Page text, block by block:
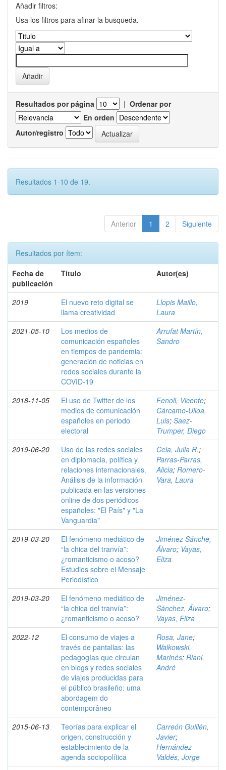
Añadir filtros:
Usa los filtros para afinar la busqueda.
Resultados por página | Ordenar por
En orden
Autor/registro
Resultados 1-10 de 19.
Anterior 1 2 Siguiente
Resultados por ítem:
Fecha de
publicación
Título Autor(es)
2019
El nuevo reto digital se
llama creatividad
Llopis Maillo,
Laura
2021-05-10
Los medios de
comunicación españoles
en tiempos de pandemia:
generación de noticias en
redes sociales durante la
COVID-19
Arrufat Martín,
Sandro
2018-11-05
El uso de Twitter de los
medios de comunicación
españoles en periodo
electoral
Fenoll, Vicente;
Cárcamo-Ulloa,
Luis; Saez-
Trumper, Diego
2019-06-20
Uso de las redes sociales
en diplomacia, política y
relaciones internacionales.
Análisis de la información
publicada en las versiones
online de dos periódicos
españoles: "El País" y "La
Vanguardia"
Cela, Julia R.;
Parras-Parras,
Alicia; Romero-
Vara, Laura
2019-03-20
El fenómeno mediático de
“la chica del tranvía”:
¿romanticismo o acoso?
Estudios sobre el Mensaje
Periodístico
Jiménez Sánche,
Álvaro; Vayas,
Eliza
2019-03-20
El fenómeno mediático de
“la chica del tranvía”:
¿romanticismo o acoso?
Jiménez-
Sánchez, Álvaro;
Vayas, Eliza
2022-12
El consumo de viajes a
través de pantallas: las
pedagogías que circulan
en blogs y redes sociales
de viajes producidas para
el público brasileño: uma
abordagem do
contemporâneo
Rosa, Jane;
Walkowski,
Marinés; Riani,
André
2015-06-13
Teorías para explicar el
origen, construcción y
establecimiento de la
agenda sociopolítica
Carreón Guillén,
Javier;
Hernández
Valdés, Jorge